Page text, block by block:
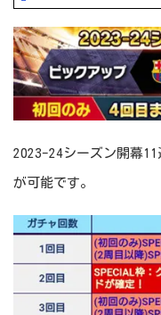
2023-24シーズン開幕
が可能です。